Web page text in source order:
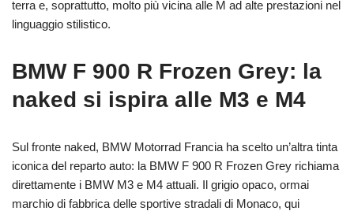
terra e, soprattutto, molto più vicina alle M ad alte prestazioni nel
linguaggio stilistico.
BMW F 900 R Frozen Grey: la
naked si ispira alle M3 e M4
Sul fronte naked, BMW Motorrad Francia ha scelto un’altra tinta
iconica del reparto auto: la BMW F 900 R Frozen Grey richiama
direttamente i BMW M3 e M4 attuali. Il grigio opaco, ormai
marchio di fabbrica delle sportive stradali di Monaco, qui